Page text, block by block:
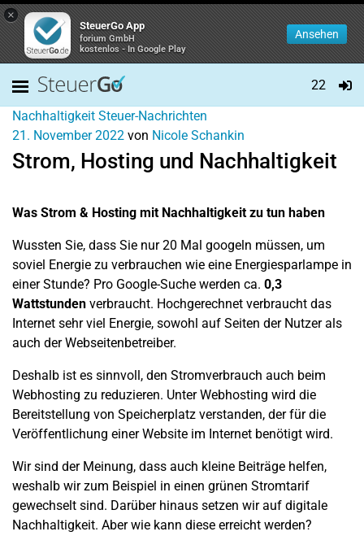
×
SteuerGo App
forium GmbH
kostenlos - In Google Play
Ansehen
22
Nachhaltigkeit Steuer-Nachrichten
21. November 2022 von Nicole Schankin
Strom, Hosting und Nachhaltigkeit
Was Strom & Hosting mit Nachhaltigkeit zu tun haben
Wussten Sie, dass Sie nur 20 Mal googeln müssen, um
soviel Energie zu verbrauchen wie eine Energiesparlampe in
einer Stunde? Pro Google-Suche werden ca. 0,3
Wattstunden verbraucht. Hochgerechnet verbraucht das
Internet sehr viel Energie, sowohl auf Seiten der Nutzer als
auch der Webseitenbetreiber.
Deshalb ist es sinnvoll, den Stromverbrauch auch beim
Webhosting zu reduzieren. Unter Webhosting wird die
Bereitstellung von Speicherplatz verstanden, der für die
Veröffentlichung einer Website im Internet benötigt wird.
Wir sind der Meinung, dass auch kleine Beiträge helfen,
weshalb wir zum Beispiel in einen grünen Stromtarif
gewechselt sind. Darüber hinaus setzen wir auf digitale
Nachhaltigkeit. Aber wie kann diese erreicht werden?